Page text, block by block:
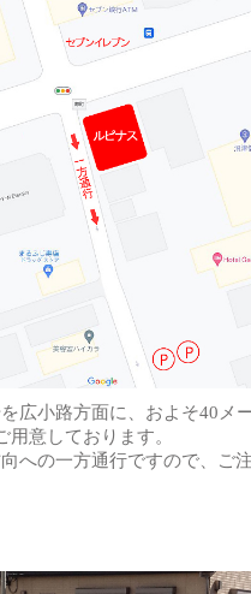
広小路方面に、およそ40メ
意しております。
への一方通行ですので、ご